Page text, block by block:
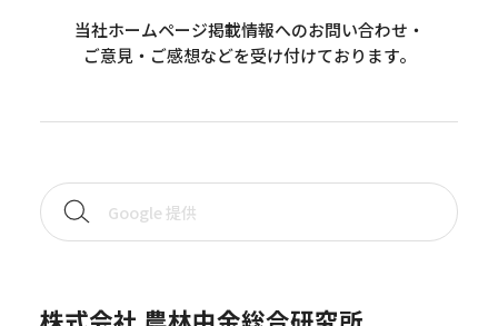
当社ホームページ掲載情報へのお問い合わせ・
ご意見・ご感想などを受け付けております。